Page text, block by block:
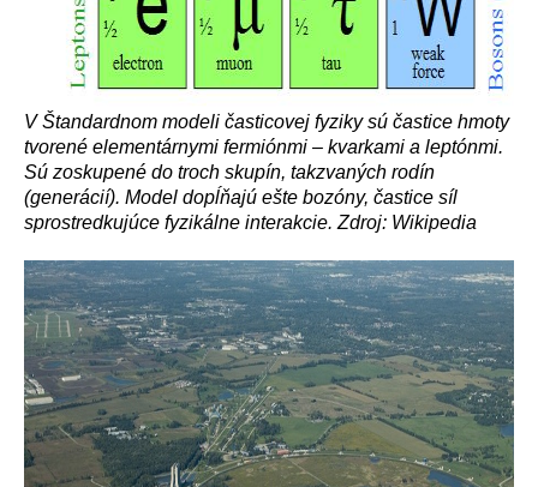
V Štandardnom modeli časticovej fyziky sú častice hmoty
tvorené elementárnymi fermiónmi – kvarkami a leptónmi.
Sú zoskupené do troch skupín, takzvaných rodín
(generácií). Model dopĺňajú ešte bozóny, častice síl
sprostredkujúce fyzikálne interakcie. Zdroj: Wikipedia